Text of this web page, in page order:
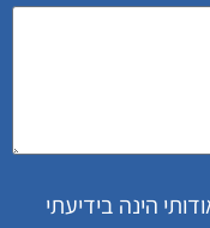
הינה בידיעתי